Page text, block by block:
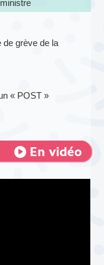
de grève de la
« POST »
En vidéo